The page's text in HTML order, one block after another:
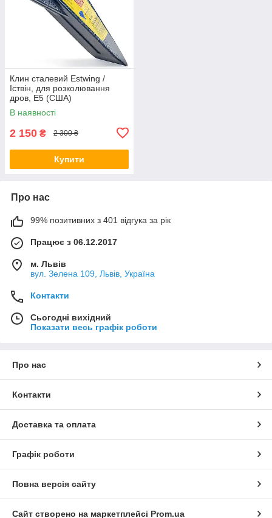
Клин сталевий Estwing /
Іствін, для розколювання
дров, E5 (США)
В наявності
2 150 ₴ 2 300 ₴
Купити
Про нас
99% позитивних з 401 відгука за рік
Працює з 06.12.2017
м. Львів
вул. Зелена 109, Львів, Україна
Контакти
Сьогодні вихідний
Показати весь графік роботи
Про нас
Контакти
Доставка та оплата
Графік роботи
Повна версія сайту
Сайт створено на маркетплейсі Prom.ua